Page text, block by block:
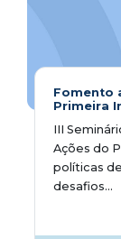
Fomento
Primeira
III
Ações do
políticas
desafios...